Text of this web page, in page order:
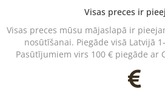
Visas preces ir
Visas preces mūsu mājaslapā ir
nosūtīšanai. Piegāde visā Latvijā
Pasūtījumiem virs 100 € piegāde ar